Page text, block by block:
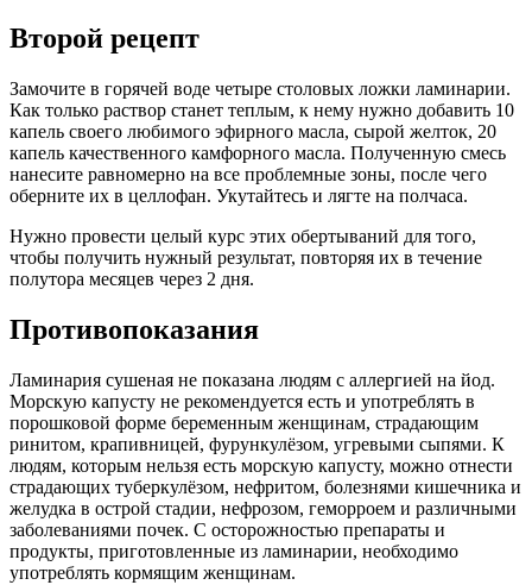
Второй рецепт
Замочите в горячей воде четыре столовых ложки ламинарии.
Как только раствор станет теплым, к нему нужно добавить 10
капель своего любимого эфирного масла, сырой желток, 20
капель качественного камфорного масла. Полученную смесь
нанесите равномерно на все проблемные зоны, после чего
оберните их в целлофан. Укутайтесь и лягте на полчаса.
Нужно провести целый курс этих обертываний для того,
чтобы получить нужный результат, повторяя их в течение
полутора месяцев через 2 дня.
Противопоказания
Ламинария сушеная не показана людям с аллергией на йод.
Морскую капусту не рекомендуется есть и употреблять в
порошковой форме беременным женщинам, страдающим
ринитом, крапивницей, фурункулёзом, угревыми сыпями. К
людям, которым нельзя есть морскую капусту, можно отнести
страдающих туберкулёзом, нефритом, болезнями кишечника и
желудка в острой стадии, нефрозом, геморроем и различными
заболеваниями почек. С осторожностью препараты и
продукты, приготовленные из ламинарии, необходимо
употреблять кормящим женщинам.